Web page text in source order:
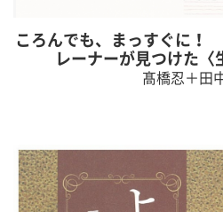
ころんでも、まっすぐに！
レーナーが見つけた〈
髙橋忍＋田